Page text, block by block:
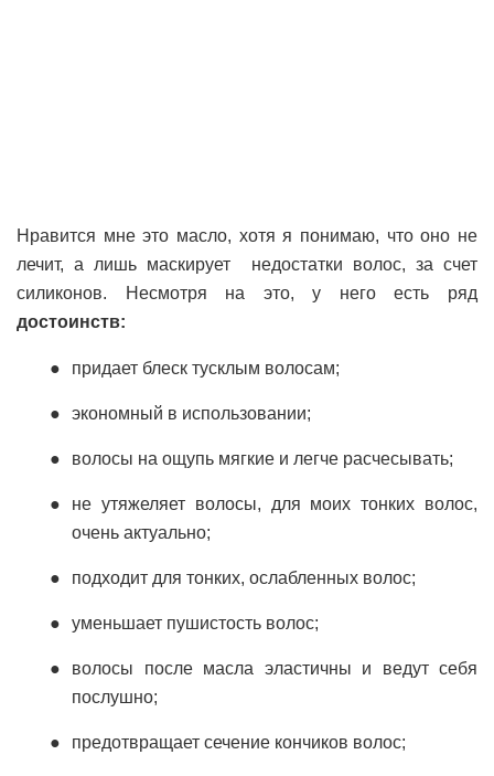
Нравится мне это масло, хотя я понимаю, что оно не
лечит, а лишь маскирует недостатки волос, за счет
силиконов. Несмотря на это, у него есть ряд
достоинств:
придает блеск тусклым волосам;
экономный в использовании;
волосы на ощупь мягкие и легче расчесывать;
не утяжеляет волосы, для моих тонких волос,
очень актуально;
подходит для тонких, ослабленных волос;
уменьшает пушистость волос;
волосы после масла эластичны и ведут себя
послушно;
предотвращает сечение кончиков волос;